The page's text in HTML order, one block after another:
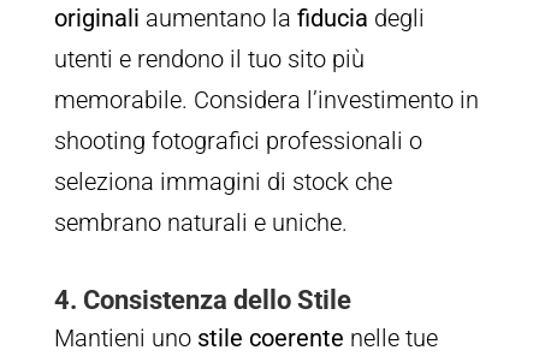
originali aumentano la fiducia degli
utenti e rendono il tuo sito più
memorabile. Considera l’investimento in
shooting fotografici professionali o
seleziona immagini di stock che
sembrano naturali e uniche.
4. Consistenza dello Stile
Mantieni uno stile coerente nelle tue